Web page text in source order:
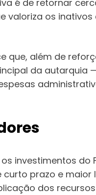
é de retornar
valoriza os
que, além de
da autarquia
investimentos do
prazo e maior
dos